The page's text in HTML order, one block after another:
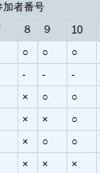
加者番号
８ ９ 10
○ ○ ○
- - -
× ○ ○
× × ○
× ○ ○
× × ×